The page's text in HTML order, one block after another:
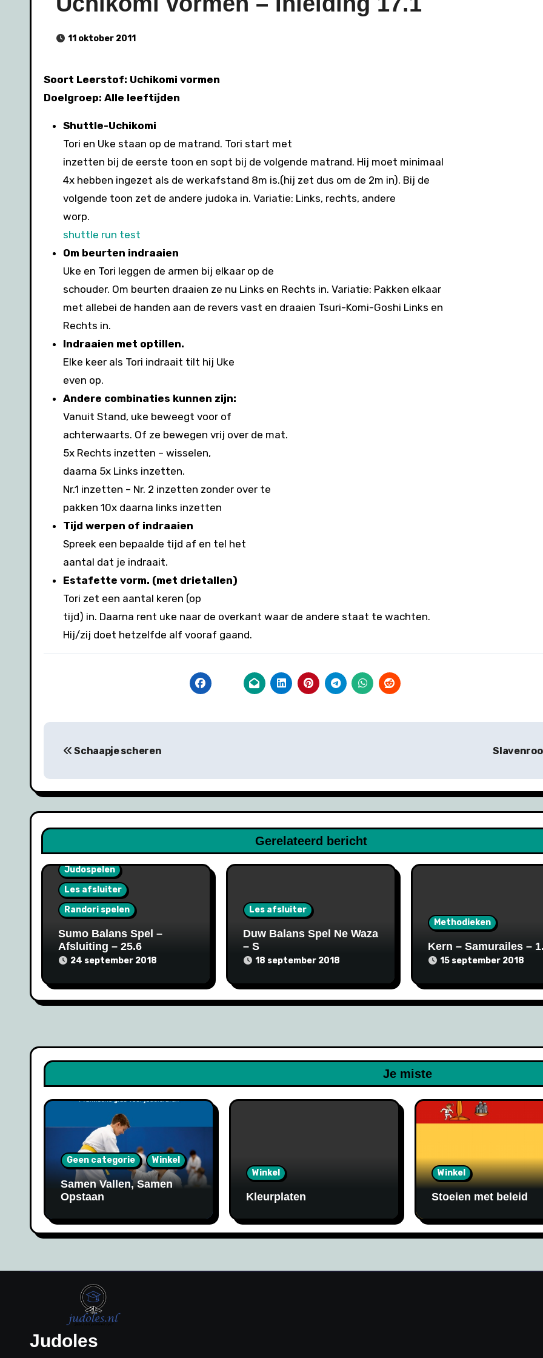
11 oktober 2011
Soort Leerstof: Uchikomi vormen
Doelgroep: Alle leeftijden
Shuttle-Uchikomi
Tori en Uke staan op de matrand. Tori start met
inzetten bij de eerste toon en sopt bij de volgende matrand. Hij moet minimaal
4x hebben ingezet als de werkafstand 8m is.(hij zet dus om de 2m in). Bij de
volgende toon zet de andere judoka in. Variatie: Links, rechts, andere
worp.
shuttle run test
Om beurten indraaien
Uke en Tori leggen de armen bij elkaar op de
schouder. Om beurten draaien ze nu Links en Rechts in. Variatie: Pakken elkaar
met allebei de handen aan de revers vast en draaien Tsuri-Komi-Goshi Links en
Rechts in.
Indraaien met optillen.
Elke keer als Tori indraait tilt hij Uke
even op.
Andere combinaties kunnen zijn:
Vanuit Stand, uke beweegt voor of
achterwaarts. Of ze bewegen vrij over de mat.
5x Rechts inzetten – wisselen,
daarna 5x Links inzetten.
Nr.1 inzetten – Nr. 2 inzetten zonder over te
pakken 10x daarna links inzetten
Tijd werpen of indraaien
Spreek een bepaalde tijd af en tel het
aantal dat je indraait.
Estafette vorm. (met drietallen)
Tori zet een aantal keren (op
tijd) in. Daarna rent uke naar de overkant waar de andere staat te wachten.
Hij/zij doet hetzelfde alf vooraf gaand.
navigatie
Schaapje scheren
Gerelateerd bericht
Judospelen
Les afsluiter
Randori spelen
Sumo Balans Spel –
Afsluiting – 25.6
24 september 2018
Les afsluiter
Duw Balans Spel Ne Waza
– S
18 september 2018
Methodieken
Kern – Samurailes –
15 september 2018
Je miste
Geen categorie Winkel
Samen Vallen, Samen
Opstaan
Winkel
Kleurplaten
Winkel
Stoeien met beleid
Judoles